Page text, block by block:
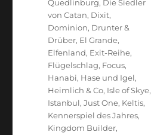
Quedlinburg, Die Siedler
von Catan, Dixit,
Dominion, Drunter &
Drüber, El Grande,
Elfenland, Exit-Reihe,
Flügelschlag, Focus,
Hanabi, Hase und Igel,
Heimlich & Co, Isle of Skye,
Istanbul,Just One, Keltis,
Kennerspiel des Jahres,
Kingdom Builder,